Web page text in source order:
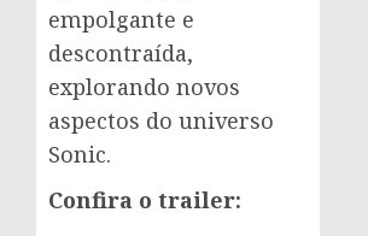
empolgante e
descontraída,
explorando novos
aspectos do universo
Sonic.
Confira o trailer: